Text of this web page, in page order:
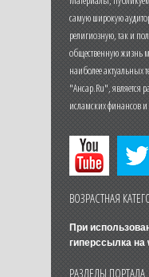
самую широкую
религиозную, так и
общественную жизнь
наиболее актуальных
"Ансар.Ru", является
исламских финансов
ВОЗРАСТНАЯ
При
гиперссылка на
РАЗДЕЛЫ ПОРТАЛА